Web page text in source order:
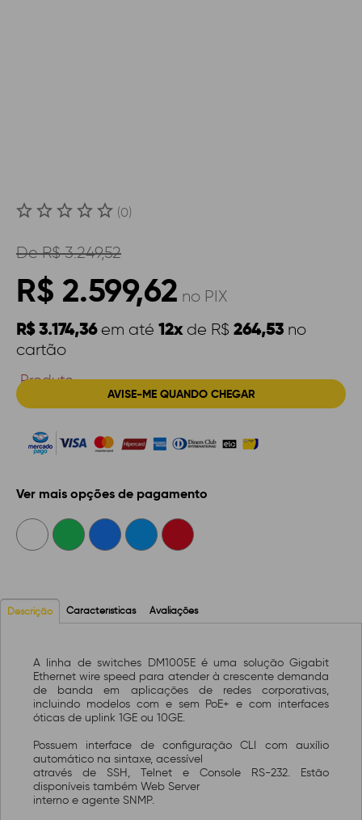
(0)
DeR$ 3.249,52
R$ 2.599,62 no PIX
R$ 3.174,36em até 12xde R$ 264,53 no
cartão
AVISE-ME QUANDO CHEGAR
Produto
Ver mais opções de pagamento
Descrição Características Avaliações
A linha de switches DM1005E é uma solução Gigabit
Ethernet wire speed para atender à crescente demanda
de banda em aplicações de redes corporativas,
incluindo modelos com e sem PoE+ e com interfaces
óticas de uplink 1GE ou 10GE.
Possuem interface de configuração CLI com auxílio
automático na sintaxe, acessível
através de SSH, Telnet e Console RS-232. Estão
disponíveis também Web Server
interno e agente SNMP.